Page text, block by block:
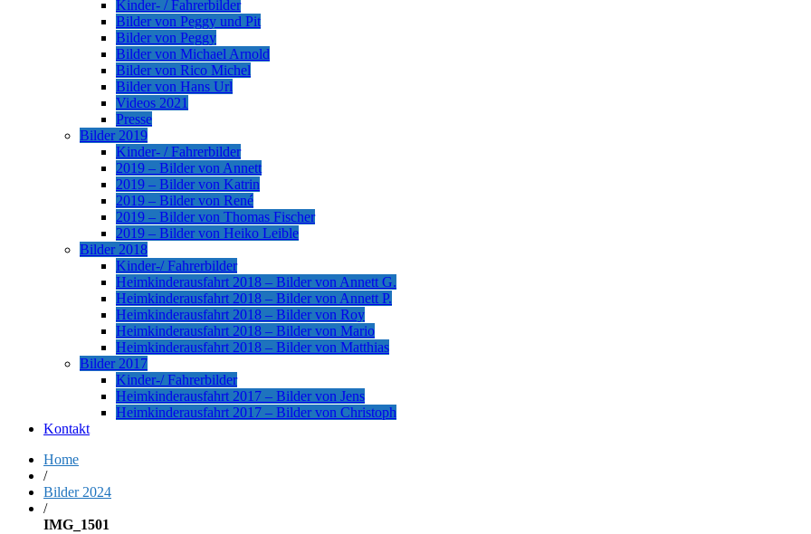
Kinder- / Fahrerbilder
Bilder von Peggy und Pit
Bilder von Peggy
Bilder von Michael Arnold
Bilder von Rico Michel
Bilder von Hans Url
Videos 2021
Presse
Bilder 2019
Kinder- / Fahrerbilder
2019 – Bilder von Annett
2019 – Bilder von Katrin
2019 – Bilder von René
2019 – Bilder von Thomas Fischer
2019 – Bilder von Heiko Leible
Bilder 2018
Kinder-/ Fahrerbilder
Heimkinderausfahrt 2018 – Bilder von Annett G.
Heimkinderausfahrt 2018 – Bilder von Annett P.
Heimkinderausfahrt 2018 – Bilder von Roy
Heimkinderausfahrt 2018 – Bilder von Mario
Heimkinderausfahrt 2018 – Bilder von Matthias
Bilder 2017
Kinder-/ Fahrerbilder
Heimkinderausfahrt 2017 – Bilder von Jens
Heimkinderausfahrt 2017 – Bilder von Christoph
Kontakt
Home
/
Bilder 2024
/
IMG_1501